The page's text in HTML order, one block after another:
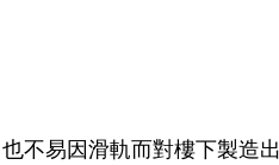
不易因滑軌而對樓下製造